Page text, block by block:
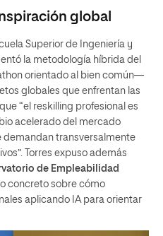
global
Superior de Ingeniería y
la metodología híbrida del
orientado al bien común—
globales que enfrentan las
“el reskilling profesional es
acelerado del mercado
demandan transversalmente
Torres expuso además
de Empleabilidad
concreto sobre cómo
aplicando IA para orientar